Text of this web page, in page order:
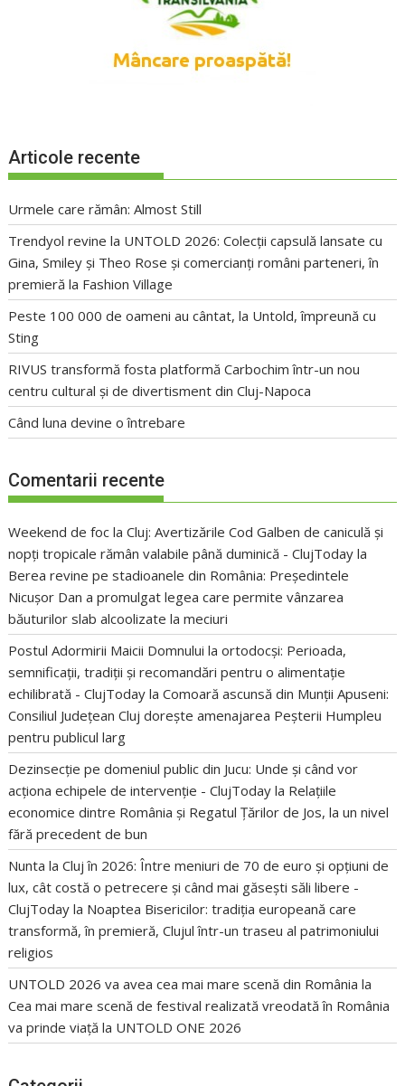
Articole recente
Urmele care rămân: Almost Still
Trendyol revine la UNTOLD 2026: Colecții capsulă lansate cu
Gina, Smiley și Theo Rose și comercianți români parteneri, în
premieră la Fashion Village
Peste 100 000 de oameni au cântat, la Untold, împreună cu
Sting
RIVUS transformă fosta platformă Carbochim într-un nou
centru cultural și de divertisment din Cluj-Napoca
Când luna devine o întrebare
Comentarii recente
Weekend de foc la Cluj: Avertizările Cod Galben de caniculă și
nopți tropicale rămân valabile până duminică - ClujToday la
Berea revine pe stadioanele din România: Președintele
Nicușor Dan a promulgat legea care permite vânzarea
băuturilor slab alcoolizate la meciuri
Postul Adormirii Maicii Domnului la ortodocși: Perioada,
semnificații, tradiții și recomandări pentru o alimentație
echilibrată - ClujToday laComoară ascunsă din Munții Apuseni:
Consiliul Județean Cluj dorește amenajarea Peșterii Humpleu
pentru publicul larg
Dezinsecție pe domeniul public din Jucu: Unde și când vor
acționa echipele de intervenție - ClujToday la Relațiile
economice dintre România și Regatul Țărilor de Jos, la un nivel
fără precedent de bun
Nunta la Cluj în 2026: Între meniuri de 70 de euro și opțiuni de
lux, cât costă o petrecere și când mai găsești săli libere -
ClujToday la Noaptea Bisericilor: tradiția europeană care
transformă, în premieră, Clujul într-un traseu al patrimoniului
religios
UNTOLD 2026 va avea cea mai mare scenă din România la
Cea mai mare scenă de festival realizată vreodată în România
va prinde viață la UNTOLD ONE 2026